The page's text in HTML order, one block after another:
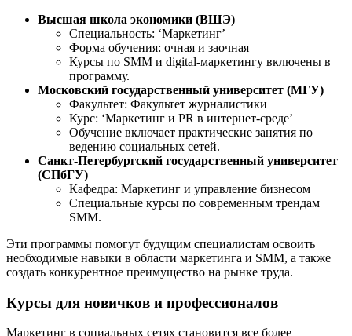
Высшая школа экономики (ВШЭ)
Специальность: ‘Маркетинг’
Форма обучения: очная и заочная
Курсы по SMM и digital-маркетингу включены в
программу.
Московский государственный университет (МГУ)
Факультет: Факультет журналистики
Курс: ‘Маркетинг и PR в интернет-среде’
Обучение включает практические занятия по
ведению социальных сетей.
Санкт-Петербургский государственный университет
(СПбГУ)
Кафедра: Маркетинг и управление бизнесом
Специальные курсы по современным трендам
SMM.
Эти программы помогут будущим специалистам освоить
необходимые навыки в области маркетинга и SMM, а также
создать конкурентное преимущество на рынке труда.
Курсы для новичков и профессионалов
Маркетинг в социальных сетях становится все более